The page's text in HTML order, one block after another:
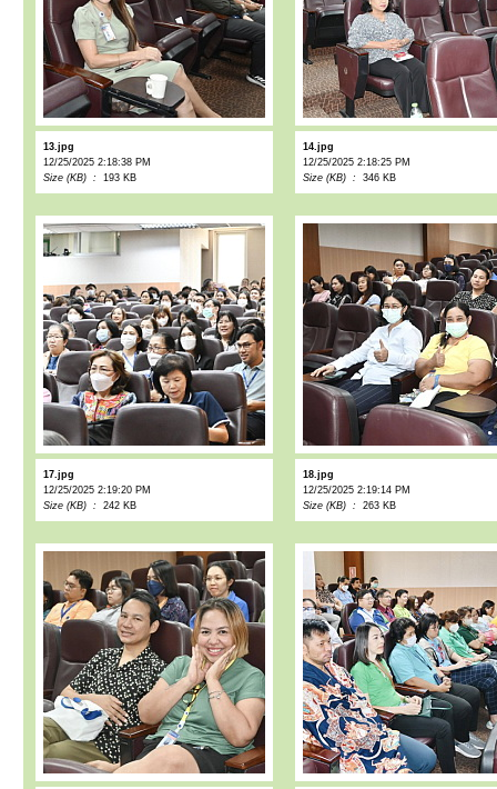
13.jpg
12/25/2025 2:18:38 PM
Size (KB) : 193 KB
14.jpg
12/25/2025 2:18:25 PM
Size (KB) : 346 KB
17.jpg
12/25/2025 2:19:20 PM
Size (KB) : 242 KB
18.jpg
12/25/2025 2:19:14 PM
Size (KB) : 263 KB